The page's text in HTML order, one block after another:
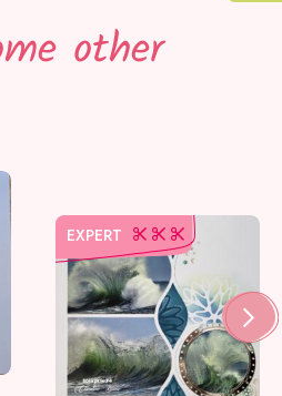
other
EXPERT